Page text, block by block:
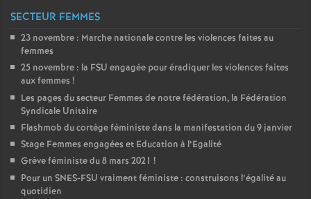
SECTEUR FEMMES
23 novembre : Marche nationale contre les violences faites au
femmes
25 novembre : la FSU engagée pour éradiquer les violences faites
aux femmes !
Les pages du secteur Femmes de notre fédération, la Fédération
Syndicale Unitaire
Flashmob du cortège féministe dans la manifestation du 9 janvier
Stage Femmes engagées et Education à l’Egalité
Grève féministe du 8 mars 2021 !
Pour un SNES-FSU vraiment féministe : construisons l’égalité au
quotidien